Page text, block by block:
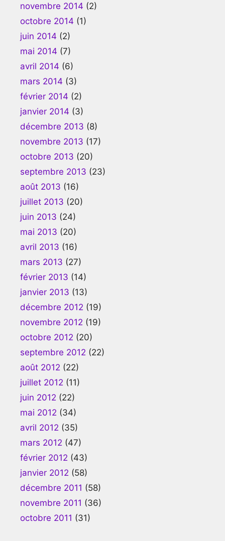
novembre 2014 (2)
octobre 2014 (1)
juin 2014 (2)
mai 2014 (7)
avril 2014 (6)
mars 2014 (3)
février 2014 (2)
janvier 2014 (3)
décembre 2013 (8)
novembre 2013 (17)
octobre 2013 (20)
septembre 2013 (23)
août 2013 (16)
juillet 2013 (20)
juin 2013 (24)
mai 2013 (20)
avril 2013 (16)
mars 2013 (27)
février 2013 (14)
janvier 2013 (13)
décembre 2012 (19)
novembre 2012 (19)
octobre 2012 (20)
septembre 2012 (22)
août 2012 (22)
juillet 2012 (11)
juin 2012 (22)
mai 2012 (34)
avril 2012 (35)
mars 2012 (47)
février 2012 (43)
janvier 2012 (58)
décembre 2011 (58)
novembre 2011 (36)
octobre 2011 (31)